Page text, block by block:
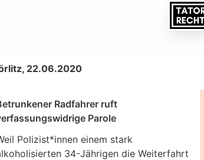
22.06.2020
Radfahrer ruft
Parole
Polizist*innen einem stark
34-Jährigen die Weiterfahrt